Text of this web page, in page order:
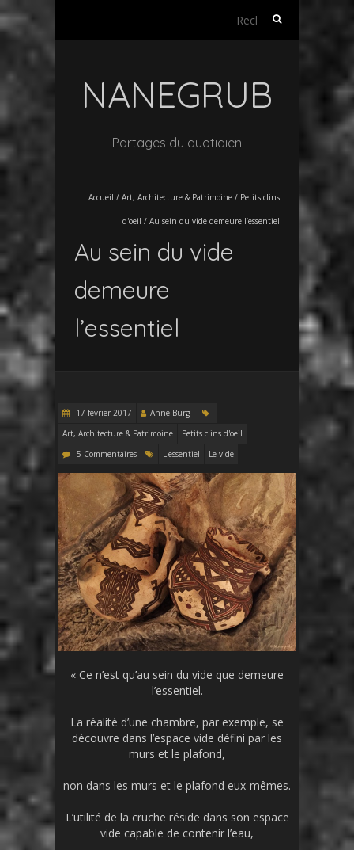
Rechercher :
NANEGRUB
Partages du quotidien
Accueil / Art, Architecture & Patrimoine / Petits clins
d'oeil / Au sein du vide demeure l’essentiel
Au sein du vide
demeure
l’essentiel
17 février 2017
Anne Burg
Art, Architecture & Patrimoine
Petits clins d'oeil
5 Commentaires
L'essentiel Le vide
« Ce n’est qu’au sein du vide que demeure
l’essentiel.
La réalité d’une chambre, par exemple, se
découvre dans l’espace vide défini par les
murs et le plafond,
non dans les murs et le plafond eux-mêmes.
L’utilité de la cruche réside dans son espace
vide capable de contenir l’eau,